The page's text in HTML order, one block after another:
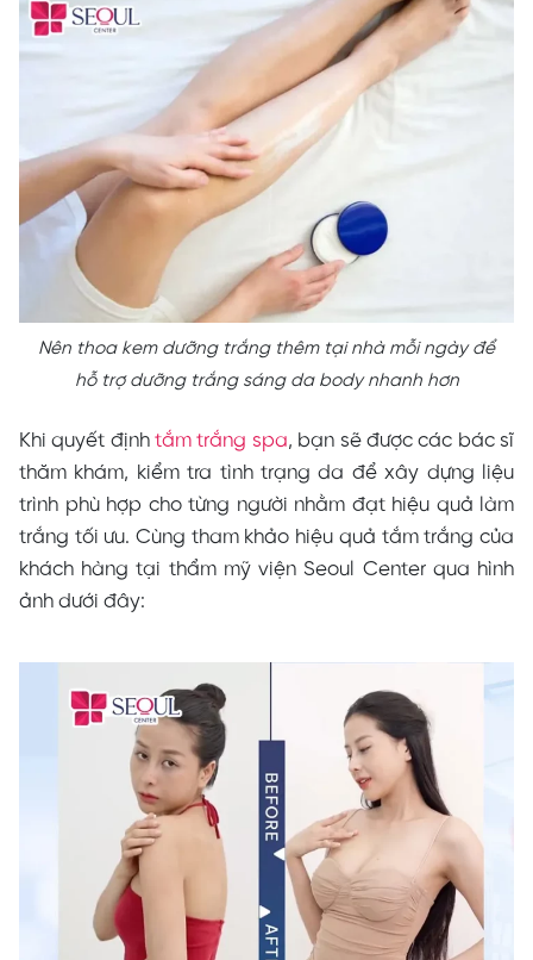
Nên thoa kem dưỡng trắng thêm tại nhà mỗi ngày để
hỗ trợ dưỡng trắng sáng da body nhanh hơn
Khi quyết địnhtắm trắng spa, bạn sẽ được các bác sĩ
thăm khám, kiểm tra tình trạng da để xây dựng liệu
trình phù hợp cho từng người nhằm đạt hiệu quả làm
trắng tối ưu. Cùng tham khảo hiệu quả tắm trắng của
khách hàng tại thẩm mỹ viện Seoul Center qua hình
ảnh dưới đây: